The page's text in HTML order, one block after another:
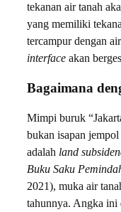
tekanan air tanah
yang memiliki
tercampur dengan
interface akan
Bagaimana
Mimpi buruk
bukan isapan
adalah land
Buku Saku
2021), muka air
tahunnya. Angka ini